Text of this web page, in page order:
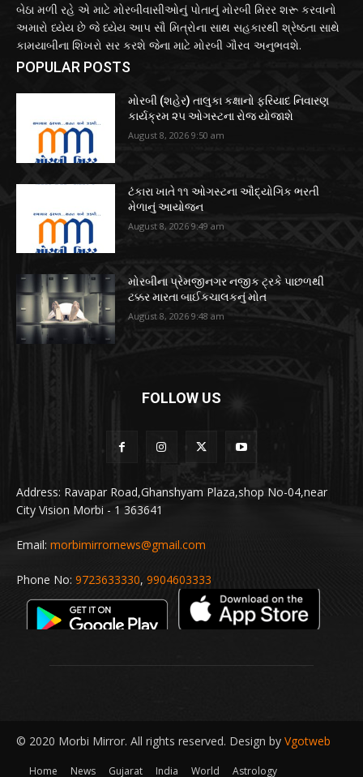
બેઠા મળી રહે એ માટે મોરબીવાસીઓનું પોતાનું મોરબી મિરર શરૂ કરવાનો
અમારો ધ્યેય છે જે ધ્યેય આપ સૌ મિત્રોના સાથ સહકારથી શ્રેષ્ઠતા સાથે
કામયાબીના શિખરો સર કરશે જેના માટે મોરબી ગૌરવ અનુભવશે.
POPULAR POSTS
મોરબી (શહેર) તાલુકા કક્ષાનો ફરિયાદ નિવારણ
કાર્યક્રમ ૨૫ ઓગસ્ટના રોજ યોજાશે
August 8, 2026 9:50 am
ટંકારા ખાતે ૧૧ ઓગસ્ટના ઔદ્યોગિક ભરતી
મેળાનું આયોજન
August 8, 2026 9:49 am
મોરબીના પ્રેમજીનગર નજીક ટ્રકે પાછળથી
ટક્કર મારતા બાઈકચાલકનું મોત
August 8, 2026 9:48 am
FOLLOW US
Address: Ravapar Road,Ghanshyam Plaza,shop No-04,near
City Vision Morbi - 1 363641
Email: morbimirrornews@gmail.com
Phone No: 9723633330, 9904603333
© 2020 Morbi Mirror. All rights reserved. Design by Vgotweb
Home News Gujarat India World Astrology